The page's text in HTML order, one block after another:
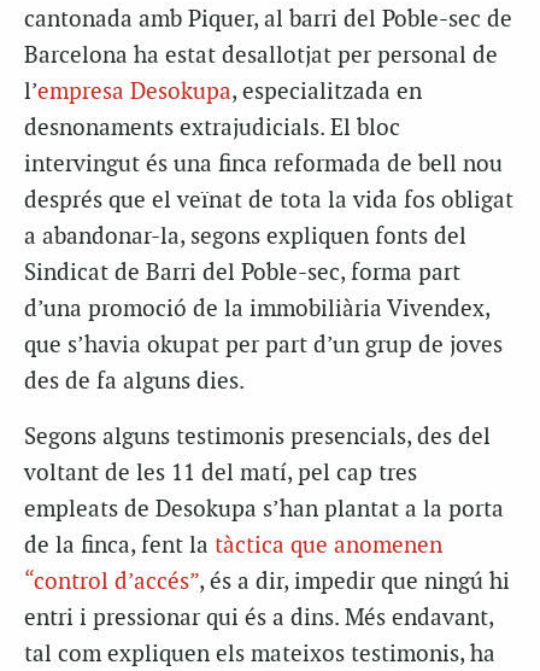
cantonada amb Piquer, al barri del Poble-sec de
Barcelona ha estat desallotjat per personal de
l’empresa Desokupa, especialitzada en
desnonaments extrajudicials. El bloc
intervingut és una finca reformada de bell nou
després que el veïnat de tota la vida fos obligat
a abandonar-la, segons expliquen fonts del
Sindicat de Barri del Poble-sec, forma part
d’una promoció de la immobiliària Vivendex,
que s’havia okupat per part d’un grup de joves
des de fa alguns dies.
Segons alguns testimonis presencials, des del
voltant de les 11 del matí, pel cap tres
empleats de Desokupa s’han plantat a la porta
de la finca, fent la tàctica que anomenen
“control d’accés”, és a dir, impedir que ningú hi
entri i pressionar qui és a dins. Més endavant,
tal com expliquen els mateixos testimonis, ha